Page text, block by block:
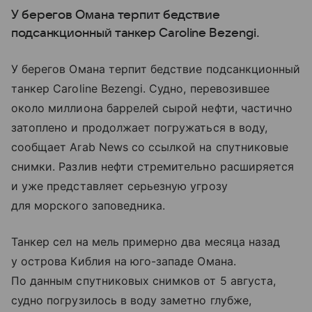
У берегов Омана терпит бедствие
подсанкционный танкер Caroline Bezengi.
У берегов Омана терпит бедствие подсанкционный
танкер Caroline Bezengi. Судно, перевозившее
около миллиона баррелей сырой нефти, частично
затоплено и продолжает погружаться в воду,
сообщает Arab News со ссылкой на спутниковые
снимки. Разлив нефти стремительно расширяется
и уже представляет серьезную угрозу
для морского заповедника.
Танкер сел на мель примерно два месяца назад
у острова Киблия на юго-западе Омана.
По данным спутниковых снимков от 5 августа,
судно погрузилось в воду заметно глубже,